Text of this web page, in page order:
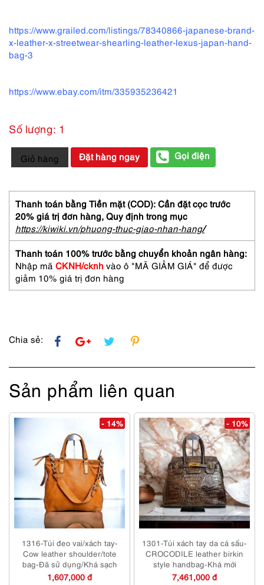
https://www.grailed.com/listings/78340866-japanese-brand-
x-leather-x-streetwear-shearling-leather-lexus-japan-hand-
bag-3
https://www.ebay.com/itm/335935236421
Số lượng: 1
4269-
Túi
tay
da
lông-
WA&CO
hair
leather
tote
bag-
Gần
lượng
Giỏ hàng Đặt hàng ngay Gọi điện
Thanh toán bằng Tiền mặt (COD): Cần đặt cọc trước
20% giá trị đơn hàng, Quy định trong mục
https://kiwiki.vn/phuong-thuc-giao-nhan-hang/
Thanh toán 100% trước bằng chuyển khoản ngân hàng:
Nhập mã CKNH/cknh vào ô "MÃ GIẢM GIÁ" để được
giảm 10% giá trị đơn hàng
Chia sẻ:
Sản phẩm liên quan
- 14%
1316-Túi đeo vai/xách tay-
Cow leather shoulder/tote
bag-Đã sử dụng/Khá sạch
1,607,000 đ
- 10%
1301-Túi xách tay da cá sấu-
CROCODILE leather birkin
style handbag-Khá mới
7,461,000 đ